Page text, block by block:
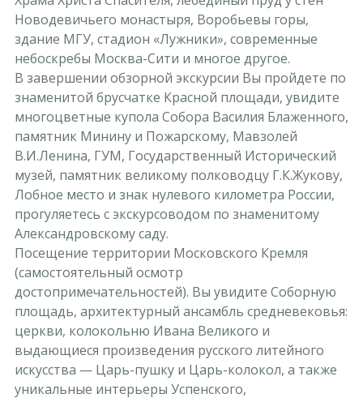
Новодевичьего монастыря, Воробьевы горы,
здание МГУ, стадион «Лужники», современные
небоскребы Москва-Сити и многое другое.
В завершении обзорной экскурсии Вы пройдете по
знаменитой брусчатке Красной площади, увидите
многоцветные купола Собора Василия Блаженного,
памятник Минину и Пожарскому, Мавзолей
В.И.Ленина, ГУМ, Государственный Исторический
музей, памятник великому полководцу Г.К.Жукову,
Лобное место и знак нулевого километра России,
прогуляетесь с экскурсоводом по знаменитому
Александровскому саду.
Посещение территории Московского Кремля
(самостоятельный осмотр
достопримечательностей). Вы увидите Соборную
площадь, архитектурный ансамбль средневековья:
церкви, колокольню Ивана Великого и
выдающиеся произведения русского литейного
искусства — Царь-пушку и Царь-колокол, а также
уникальные интерьеры Успенского,